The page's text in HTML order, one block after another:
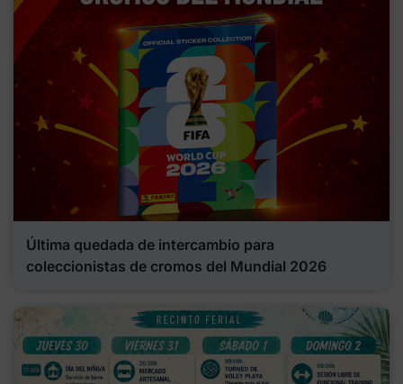
Última quedada de intercambio para
coleccionistas de cromos del Mundial 2026